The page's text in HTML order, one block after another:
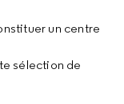
un centre
sélection de